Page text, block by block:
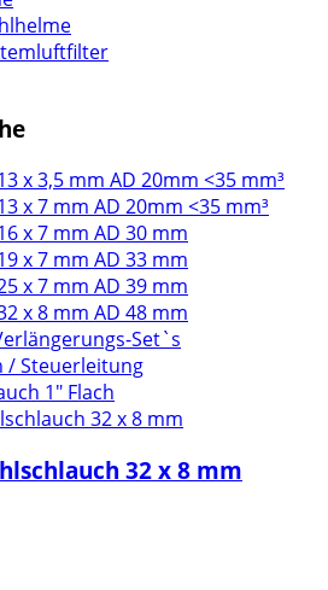
x 3,5 mm AD 20mm <35 mm³
x 7 mm AD 20mm <35 mm³
x 7 mm AD 30 mm
x 7 mm AD 33 mm
x 7 mm AD 39 mm
x 8 mm AD 48 mm
Set`s
/ Steuerleitung
1" Flach
32 x 8 mm